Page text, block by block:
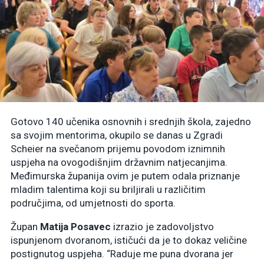
Gotovo 140 učenika osnovnih i srednjih škola, zajedno
sa svojim mentorima, okupilo se danas u Zgradi
Scheier na svečanom prijemu povodom iznimnih
uspjeha na ovogodišnjim državnim natjecanjima.
Međimurska županija ovim je putem odala priznanje
mladim talentima koji su briljirali u različitim
područjima, od umjetnosti do sporta.
Župan Matija Posavec izrazio je zadovoljstvo
ispunjenom dvoranom, ističući da je to dokaz veličine
postignutog uspjeha. “Raduje me puna dvorana jer